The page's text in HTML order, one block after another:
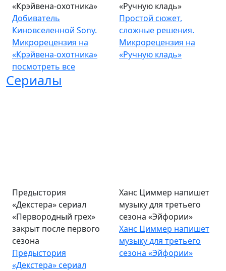
«Крэйвена-охотника»
Добиватель
Киновселенной Sony.
Микрорецензия на
«Крэйвена-охотника»
«Ручную кладь»
Простой сюжет,
сложные решения.
Микрорецензия на
«Ручную кладь»
посмотреть все
Сериалы
Предыстория
«Декстера» сериал
«Первородный грех»
закрыт после первого
сезона
Предыстория
«Декстера» сериал
Ханс Циммер напишет
музыку для третьего
сезона «Эйфории»
Ханс Циммер напишет
музыку для третьего
сезона «Эйфории»